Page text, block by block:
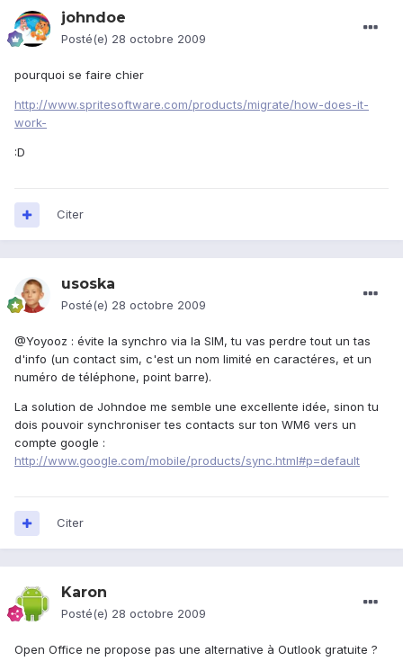
johndoe
Posté(e) 28 octobre 2009
pourquoi se faire chier
http://www.spritesoftware.com/products/migrate/how-does-it-
work-
:D
Citer
usoska
Posté(e) 28 octobre 2009
@Yoyooz : évite la synchro via la SIM, tu vas perdre tout un tas
d'info (un contact sim, c'est un nom limité en caractéres, et un
numéro de téléphone, point barre).
La solution de Johndoe me semble une excellente idée, sinon tu
dois pouvoir synchroniser tes contacts sur ton WM6 vers un
compte google :
http://www.google.com/mobile/products/sync.html#p=default
Citer
Karon
Posté(e) 28 octobre 2009
Open Office ne propose pas une alternative à Outlook gratuite ?